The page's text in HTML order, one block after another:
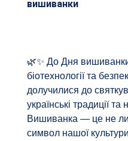
вишиванки
🌿✨ До Дня
біотехнології та
долучилися до
українські традиції та
Вишиванка — це не
символ нашої